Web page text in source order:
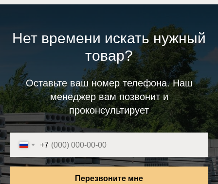
Нет времени искать нужный
товар?
Оставьте ваш номер телефона. Наш
менеджер вам позвонит и
проконсультирует
+7
Перезвоните мне